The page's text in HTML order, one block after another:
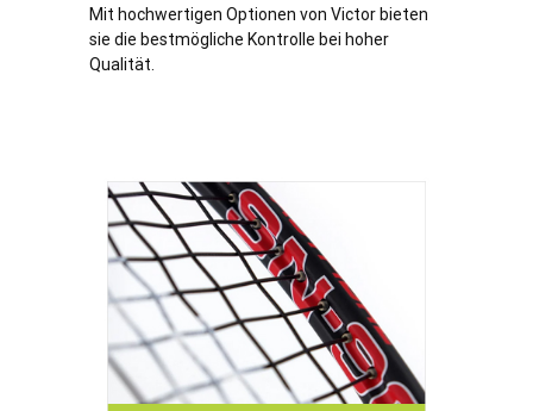
Mit hochwertigen Optionen von Victor bieten
sie die bestmögliche Kontrolle bei hoher
Qualität.